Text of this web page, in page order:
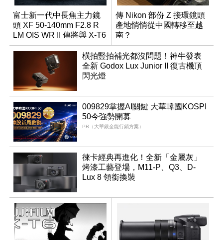
富士新一代中長焦主力鏡
頭 XF 50-140mm F2.8 R
LM OIS WR II 傳將與 X-T6
同步亮相
傳 Nikon 部份 Z 接環鏡頭
產地悄悄從中國轉移至越
南？
橫拍豎拍補光都沒問題！神牛發表
全新 Godox Lux Junior II 復古機頂
閃光燈
009829掌握AI關鍵 大華韓國KOSPI
50今強勢開募
PR（大華銀全能行銷方案）
徠卡經典再進化！全新「金屬灰」
烤漆工藝登場，M11-P、Q3、D-
Lux 8 領銜換裝